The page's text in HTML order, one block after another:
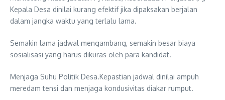
Kepala Desa dinilai kurang efektif jika dipaksakan berjalan
dalam jangka waktu yang terlalu lama.
Semakin lama jadwal mengambang, semakin besar biaya
sosialisasi yang harus dikuras oleh para kandidat.
Menjaga Suhu Politik Desa.Kepastian jadwal dinilai ampuh
meredam tensi dan menjaga kondusivitas diakar rumput.